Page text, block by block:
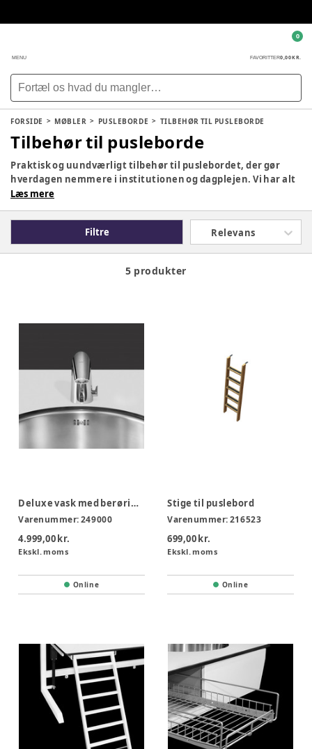
MENU FAVORITTER0,00 KR.
0
FORSIDE MØBLER PUSLEBORDE TILBEHØR TIL PUSLEBORDE
Tilbehør til pusleborde
Praktisk og uundværligt tilbehør til puslebordet, der gør
hverdagen nemmere i institutionen og dagplejen. Vi har alt
hvad I har behov for.
Læs mere
Filtre Relevans
5 produkter
Deluxe vask med berøringsfri hane
Varenummer:249000
4.999,00 kr.
Ekskl. moms
Online
Stige til puslebord
Varenummer:216523
699,00 kr.
Ekskl. moms
Online